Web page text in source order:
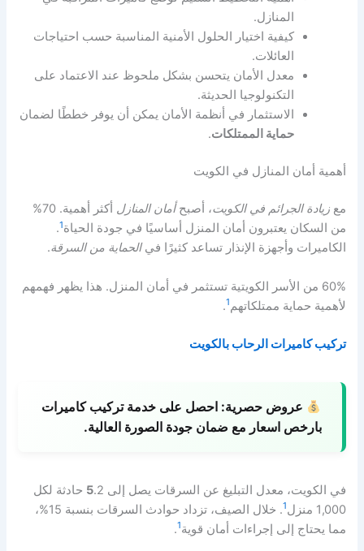
المنازل.
كيفية اختيار الحلول الأمنية المناسبة حسب احتياجات
العائلات.
معدل الأمان يتحسن بشكل ملحوظ عند الاعتماد على
التكنولوجيا الحديثة.
الاستثمار في أنظمة الأمان يمكن أن يوفر خططًا لضمان
حماية الممتلكات.
أهمية أمان المنازل في الكويت
معزيادة الجرائم في الكويت، أصبحأمان المنازل
أكثر أهمية. 70%
من السكان يعتبرون أمان المنزل أساسيًا في جودة الحياة1
.
الكاميرات وأجهزة الإنذار تساعد كثيرًا فيالحماية من السرقة.
60% من الأسر الكويتية تستثمر في أمان المنزل. هذا يظهر فهمهم
لأهمية حماية ممتلكاتهم 1
.
تركيب كاميرات الرحاب بالكويت
عروض حصرية: احصل على خدمة تركيب كاميرات
بارخص اسعار مع ضمان جودة الصورة العالية.
في الكويت، معدل التبليغ عن السرقات يصل إلى 5 .2 حادثة لكل
1,000 منزل
1
. خلال الصيف، تزداد حوادث السرقات بنسبة 15%،
مما يحتاج إلى إجراءات أمان قوية1
.